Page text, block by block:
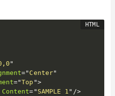
"
=" Center"
="Top ">
Content= " SAMPLE 1 " />